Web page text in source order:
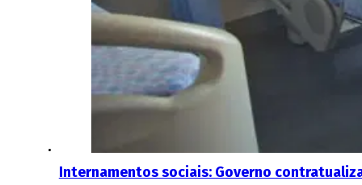
Internamentos sociais: Governo